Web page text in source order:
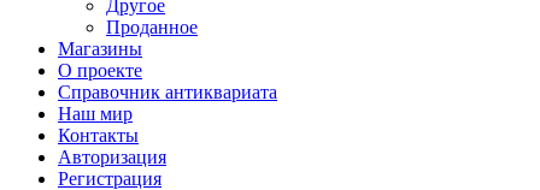
Другое
Проданное
Магазины
О проекте
Справочник антиквариата
Наш мир
Контакты
Авторизация
Регистрация